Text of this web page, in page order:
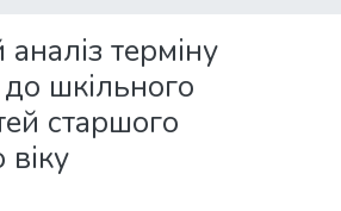
терміну
до шкільного
старшого